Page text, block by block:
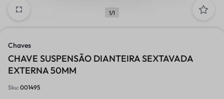
1/1
Chaves
CHAVE SUSPENSÃO DIANTEIRA SEXTAVADA
EXTERNA 50MM
Sku:001495